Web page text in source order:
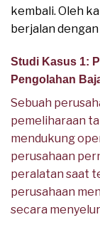
kembali. Oleh
berjalan
Studi Kasus 1:
Pengolahan
Sebuah
pemeliharaan
mendukung
perusahaan
peralatan saat
perusahaan
secara